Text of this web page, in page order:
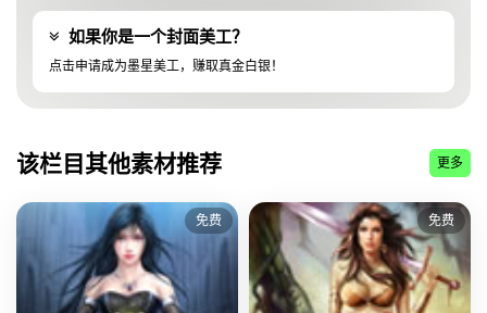
该美工上传了小说封面素材图 素材ID:44944
该美工上传了小说封面素材图 素材ID:44943
该美工上传了小说封面素材图 素材ID:44942
该美工上传了小说封面素材图 素材ID:44941
该美工上传了小说封面素材图 素材ID:10813
该美工上传了小说封面素材图 素材ID:10812
该美工上传了小说封面素材图 素材ID:10810
该美工上传了小说封面素材图 素材ID:10808
该美工上传了小说封面素材图 素材ID:10806
如果你是一个封面美工？
点击申请成为墨星美工，赚取真金白银！
该栏目其他素材推荐 更多
免费 免费